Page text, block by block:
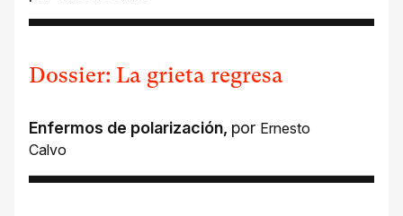
Dossier: La grieta regresa
Enfermos de polarización, por Ernesto
Calvo